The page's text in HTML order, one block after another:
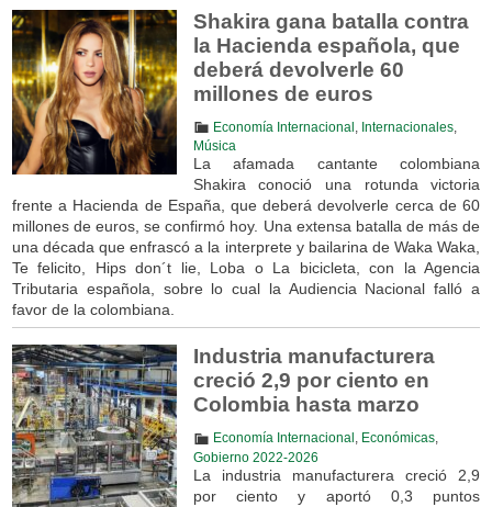
Shakira gana batalla contra
la Hacienda española, que
deberá devolverle 60
millones de euros
Economía Internacional Internacionales,
Música
La afamada cantante colombiana
Shakira conoció una rotunda victoria
frente a Hacienda de España, que deberá devolverle cerca de 60
millones de euros, se confirmó hoy. Una extensa batalla de más de
una década que enfrascó a la interprete y bailarina de Waka Waka,
Te felicito, Hips don´t lie, Loba o La bicicleta, con la Agencia
Tributaria española, sobre lo cual la Audiencia Nacional falló a
favor de la colombiana.
Industria manufacturera
creció 2,9 por ciento en
Colombia hasta marzo
Economía Internacional , Económicas,
Gobierno 2022-2026
La industria manufacturera creció 2,9
por ciento y aportó 0,3 puntos